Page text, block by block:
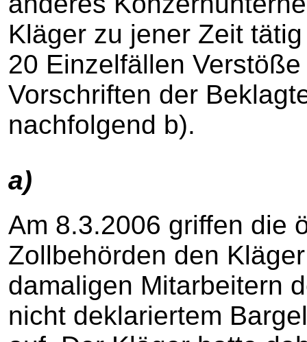
Kläger zu jener Zeit
20 Einzelfällen
Vorschriften der
nachfolgend b).
a)
Am 8.3.2006 griffen die
Zollbehörden den
damaligen Mitarbeitern
nicht deklariertem